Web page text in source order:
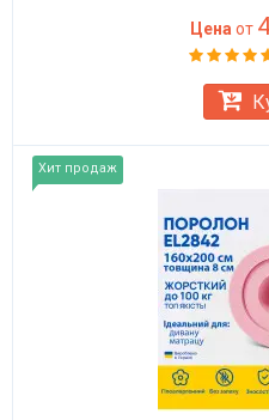
Цена от
Хит продаж